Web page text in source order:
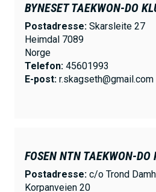
BYNESET TAEKWON-DO
Postadresse: Skarsleite 27
Heimdal 7089
Norge
Telefon: 45601993
E-post: r.skagseth@gmail.com
FOSEN NTN TAEKWON-DO
Postadresse: c/o Trond
Korpanveien 20